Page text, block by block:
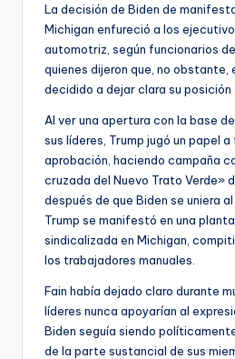
La decisión de Biden de
Michigan enfureció a los
automotriz, según funcionarios
quienes dijeron que, no
decidido a dejar clara su
Al ver una apertura con la base
sus líderes, Trump jugó un papel
aprobación, haciendo campaña
cruzada del Nuevo Trato Verde»
después de que Biden se uniera
Trump se manifestó en una
sindicalizada en Michigan,
los trabajadores manuales.
Fain había dejado claro durante
líderes nunca apoyarían al
Biden seguía siendo
de la parte sustancial de sus